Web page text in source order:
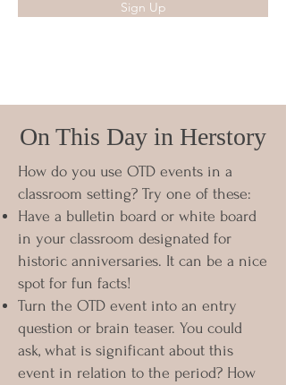
Sign Up
On This Day in Herstory
How do you use OTD events in a
classroom setting? Try one of these:
Have a bulletin board or white board
in your classroom designated for
historic anniversaries. It can be a nice
spot for fun facts!
Turn the OTD event into an entry
question or brain teaser. You could
ask, what is significant about this
event in relation to the period? How